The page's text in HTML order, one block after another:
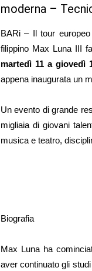
moderna –
BARi – Il tour
filippino Max Luna III
martedì 11 a giovedì
appena inaugurata un
Un evento di grande
migliaia di giovani
musica e teatro,
Biografia
Max Luna ha
aver continuato gli